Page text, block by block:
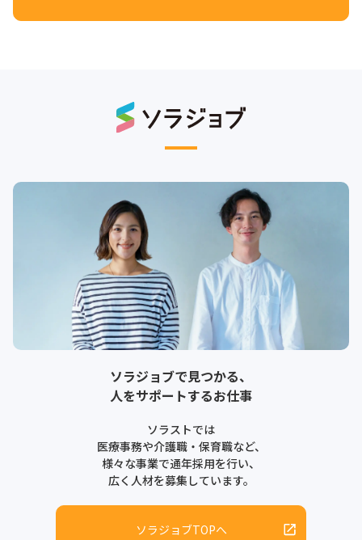
ソラジョブで見つかる、
人をサポートするお仕事
ソラストでは
医療事務や介護職・保育職など、
様々な事業で通年採用を行い、
広く人材を募集しています。
ソラジョブTOPへ